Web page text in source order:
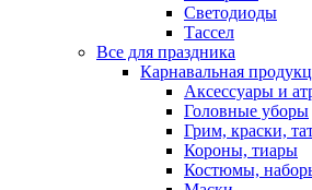
Светодиоды
Тассел
Все для праздника
Карнавальная
Аксессуары и
Головные уборы
Грим, краски,
Короны, тиары
Костюмы,